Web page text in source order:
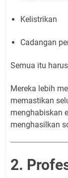
Kelistrikan
Cadangan
Semua itu
Mereka lebih
memastikan
menghabiskan
menghasilkan
2.